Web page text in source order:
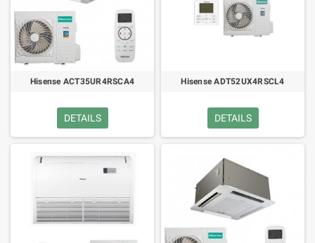
Hisense ACT35UR4RSCA4
DETAILS
Hisense ADT52UX4RSCL4
DETAILS